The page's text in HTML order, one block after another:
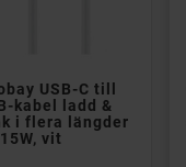
USB-C till
kabel ladd &
i flera längder
vit